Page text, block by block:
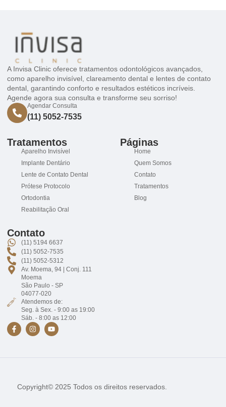
A Invisa Clinic oferece tratamentos odontológicos avançados,
como aparelho invisível, clareamento dental e lentes de contato
dental, garantindo conforto e resultados estéticos incríveis.
Agende agora sua consulta e transforme seu sorriso!
Agendar Consulta
(11) 5052-7535
Tratamentos
Aparelho Invisível
Implante Dentário
Lente de Contato Dental
Prótese Protocolo
Ortodontia
Reabilitação Oral
Páginas
Home
Quem Somos
Contato
Tratamentos
Blog
Contato
(11) 5194 6637
(11) 5052-7535
(11) 5052-5312
Av. Moema, 94 | Conj. 111
Moema
São Paulo - SP
04077-020
Atendemos de:
Seg. à Sex. - 9:00 as 19:00
Sáb. - 8:00 as 12:00
Copyright© 2025 Todos os direitos reservados.